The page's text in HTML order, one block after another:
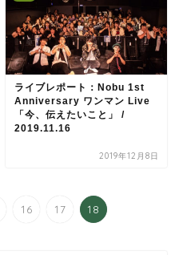
ライブレポート：Nobu 1st
Anniversary ワンマン Live
「今、伝えたいこと」 /
2019.11.16
2019年12月8日
16 17 18